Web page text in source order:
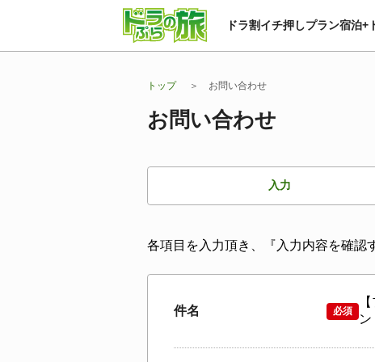
ドラ割イチ押しプラン宿泊+
トップ お問い合わせ
お問い合わせ
入力
各項目を入力頂き、『入力内容を確認
件名 必須
【
ン